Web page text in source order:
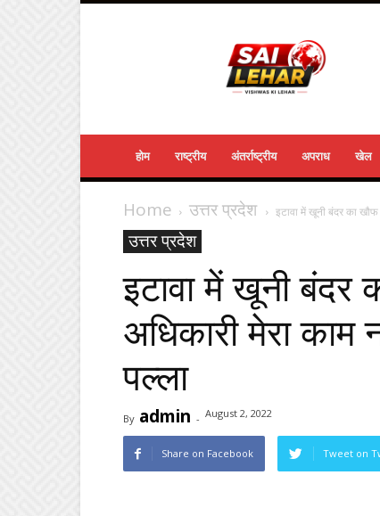
होम राष्ट्रीय अंतर्राष्ट्रीय अपराध खेल
Home उत्तर प्रदेश इटावा में खूनी बंदर का
उत्तर प्रदेश
इटावा में खूनी बंदर
अधिकारी मेरा
पल्ला
By admin - August 2, 2022
Share on Facebook Tweet on